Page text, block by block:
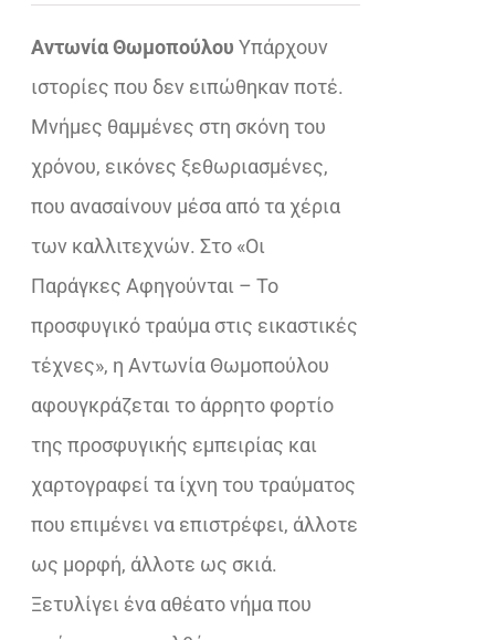
Αντωνία Θωμοπούλου Υπάρχουν
ιστορίες που δεν ειπώθηκαν ποτέ.
Μνήμες θαμμένες στη σκόνη του
χρόνου, εικόνες ξεθωριασμένες,
που ανασαίνουν μέσα από τα χέρια
των καλλιτεχνών. Στο «Οι
Παράγκες Αφηγούνται – Το
προσφυγικό τραύμα στις εικαστικές
τέχνες», η Αντωνία Θωμοπούλου
αφουγκράζεται το άρρητο φορτίο
της προσφυγικής εμπειρίας και
χαρτογραφεί τα ίχνη του τραύματος
που επιμένει να επιστρέφει, άλλοτε
ως μορφή, άλλοτε ως σκιά.
Ξετυλίγει ένα αθέατο νήμα που